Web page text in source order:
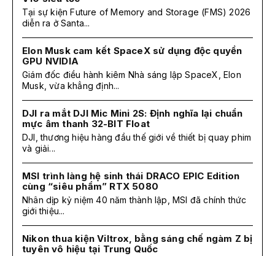
Tại sự kiện Future of Memory and Storage (FMS) 2026
diễn ra ở Santa...
Elon Musk cam kết SpaceX sử dụng độc quyền
GPU NVIDIA
Giám đốc điều hành kiêm Nhà sáng lập SpaceX, Elon
Musk, vừa khẳng định...
DJI ra mắt DJI Mic Mini 2S: Định nghĩa lại chuẩn
mực âm thanh 32-BIT Float
DJI, thương hiệu hàng đầu thế giới về thiết bị quay phim
và giải...
MSI trình làng hệ sinh thái DRACO EPIC Edition
cùng “siêu phẩm” RTX 5080
Nhân dịp kỷ niệm 40 năm thành lập, MSI đã chính thức
giới thiệu...
Nikon thua kiện Viltrox, bằng sáng chế ngàm Z bị
tuyên vô hiệu tại Trung Quốc